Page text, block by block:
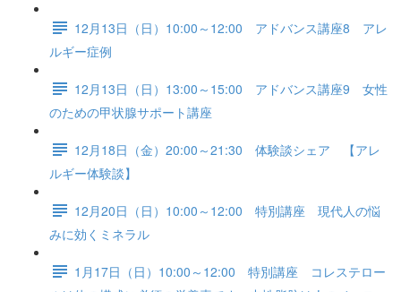
12月13日（日）10:00～12:00 アドバンス講座8 アレ
ルギー症例
12月13日（日）13:00～15:00 アドバンス講座9 女性
のための甲状腺サポート講座
12月18日（金）20:00～21:30 体験談シェア 【アレ
ルギー体験談】
12月20日（日）10:00～12:00 特別講座 現代人の悩
みに効くミネラル
1月17日（日）10:00～12:00 特別講座 コレステロー